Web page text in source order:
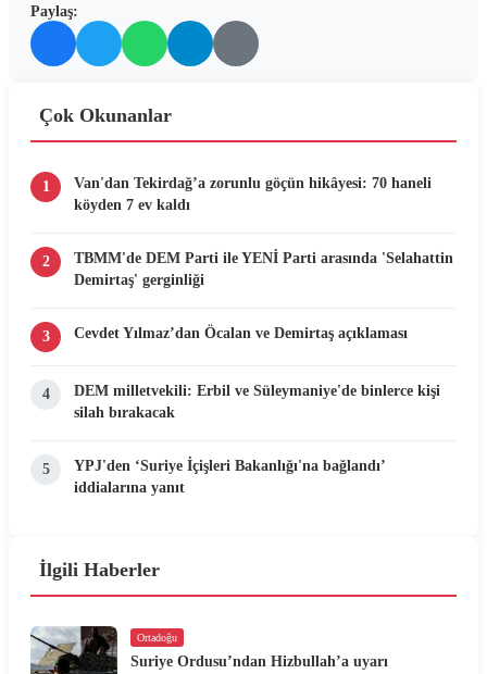
Paylaş:
Çok Okunanlar
1
Van'dan Tekirdağ’a zorunlu göçün hikâyesi: 70 haneli
köyden 7 ev kaldı
2
TBMM'de DEM Parti ile YENİ Parti arasında 'Selahattin
Demirtaş' gerginliği
3 Cevdet Yılmaz’dan Öcalan ve Demirtaş açıklaması
4
DEM milletvekili: Erbil ve Süleymaniye'de binlerce kişi
silah bırakacak
5
YPJ'den ‘Suriye İçişleri Bakanlığı'na bağlandı’
iddialarına yanıt
İlgili Haberler
Ortadoğu
Suriye Ordusu’ndan Hizbullah’a uyarı